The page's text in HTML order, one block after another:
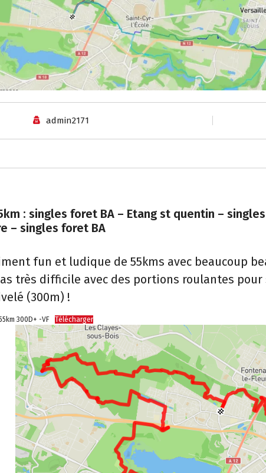
admin2171
: singles foret BA – Etang st quentin –
– singles foret BA
fun et ludique de 55kms avec beaucoup
très difficile avec des portions roulantes
(300m) !
300D+ -VF Télécharger